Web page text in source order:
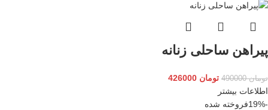
پیراهن ساحلی زنانه
تومان490000 تومان
اطلاعات بیشتر
-19%
فروخته شده